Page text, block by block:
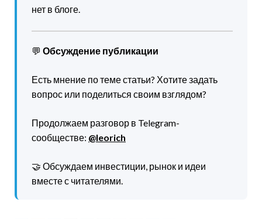
нет в блоге.
💬 Обсуждение публикации
Есть мнение по теме статьи? Хотите задать
вопрос или поделиться своим взглядом?
Продолжаем разговор в Telegram-
сообществе: @leorich
🤝 Обсуждаем инвестиции, рынок и идеи
вместе с читателями.